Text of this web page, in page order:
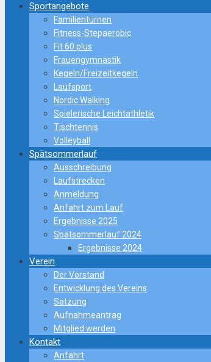
Sportangebote
Familienturnen
Fitness-Stepaerobic
Fit 60 plus
Frauengymnastik
Kegeln/Freizeitkegeln
Laufsport
Nordic Walking
Spielerische Leichtathletik
Tischtennis
Volleyball
Spätsommerlauf
Ausschreibung
Laufstrecken
Anmeldung
Anfahrt zum Lauf
Ergebnisse 2025
Spätsommerlauf 2024
Ergebnisse 2024
Verein
Der Vorstand
Entwicklung des Vereins
Satzung
Aufnahmeantrag
Mitglied werden
Kontakt
Anfahrt